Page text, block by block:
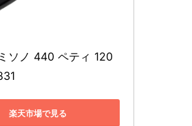
ソノ 440 ペティ 120
楽天市場で見る